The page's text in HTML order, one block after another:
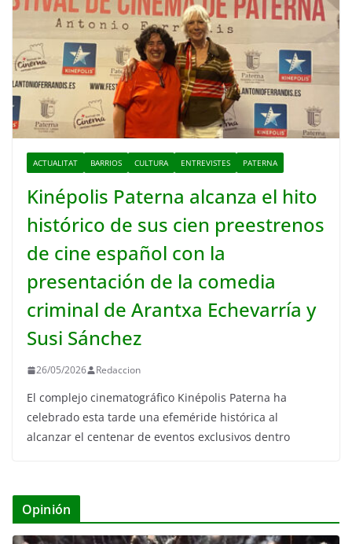
ACTUALITAT BARRIOS CULTURA ENTREVISTES PATERNA
Kinépolis Paterna alcanza el hito
histórico de sus cien preestrenos
de cine español con la
presentación de la comedia
criminal de Arantxa Echevarría y
Susi Sánchez
26/05/2026 Redaccion
El complejo cinematográfico Kinépolis Paterna ha
celebrado esta tarde una efeméride histórica al
alcanzar el centenar de eventos exclusivos dentro
Opinión